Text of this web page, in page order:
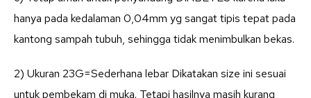
hanya pada kedalaman 0,04mm yg sangat tipis tepat pada
kantong sampah tubuh, sehingga tidak menimbulkan bekas.
2) Ukuran 23G=Sederhana lebar Dikatakan size ini sesuai
untuk pembekam di muka. Tetapi hasilnya masih kurang